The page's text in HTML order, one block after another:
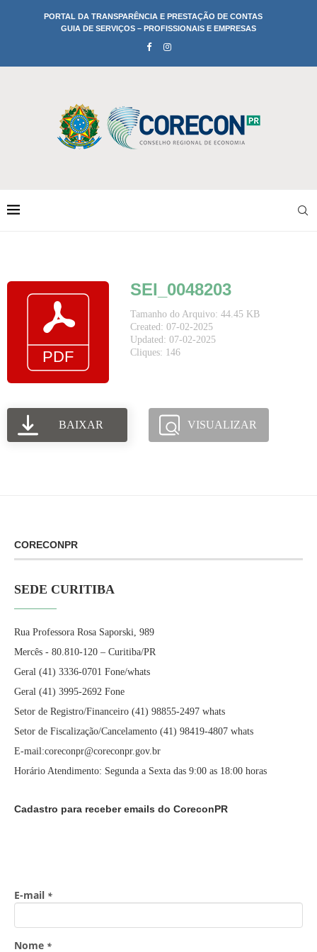
PORTAL DA TRANSPARÊNCIA E PRESTAÇÃO DE CONTAS
GUIA DE SERVIÇOS – PROFISSIONAIS E EMPRESAS
SEI_0048203
Tamanho do Arquivo: 44.45 KB
Created: 07-02-2025
Updated: 07-02-2025
Cliques: 146
BAIXAR VISUALIZAR
CORECONPR
SEDE CURITIBA
Rua Professora Rosa Saporski, 989
Mercês - 80.810-120 – Curitiba/PR
Geral (41) 3336-0701 Fone/whats
Geral (41) 3995-2692 Fone
Setor de Registro/Financeiro (41) 98855-2497 whats
Setor de Fiscalização/Cancelamento (41) 98419-4807 whats
E-mail:coreconpr@coreconpr.gov.br
Horário Atendimento: Segunda a Sexta das 9:00 as 18:00 horas
Cadastro para receber emails do CoreconPR